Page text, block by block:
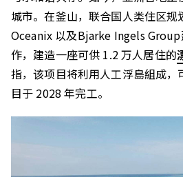
城市。在釜山，联合国人类住区规
Oceanix 以及Bjarke Ingels
作，建造一座可供 1.2 万人居住的
指，该项目将利用人工浮島組成
目于 2028 年完工。